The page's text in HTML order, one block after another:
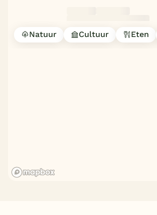
Natuur Cultuur Eten